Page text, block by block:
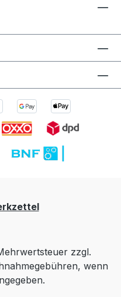
zzgl.
wenn